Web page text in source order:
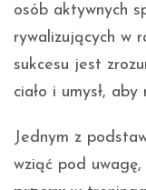
osób aktywnych
rywalizujących w
sukcesu jest
ciało i umysł,
Jednym z
wziąć pod